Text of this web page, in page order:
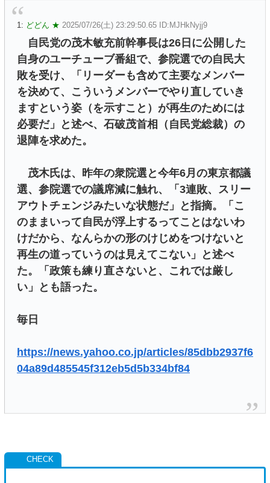
1: どどん ★ 2025/07/26(土) 23:29:50.65 ID:MJHkNyjj9
自民党の茂木敏充前幹事長は26日に公開した
自身のユーチューブ番組で、参院選での自民大
敗を受け、「リーダーも含めて主要なメンバー
を決めて、こういうメンバーでやり直していき
ますという姿（を示すこと）が再生のためには
必要だ」と述べ、石破茂首相（自民党総裁）の
退陣を求めた。
茂木氏は、昨年の衆院選と今年6月の東京都議
選、参院選での議席減に触れ、「3連敗、スリー
アウトチェンジみたいな状態だ」と指摘。「こ
のままいって自民が浮上するってことはないわ
けだから、なんらかの形のけじめをつけないと
再生の道っていうのは見えてこない」と述べ
た。「政策も練り直さないと、これでは厳し
い」とも語った。
毎日
https://news.yahoo.co.jp/articles/85dbb2937f6
04a89d485545f312eb5d5b334bf84